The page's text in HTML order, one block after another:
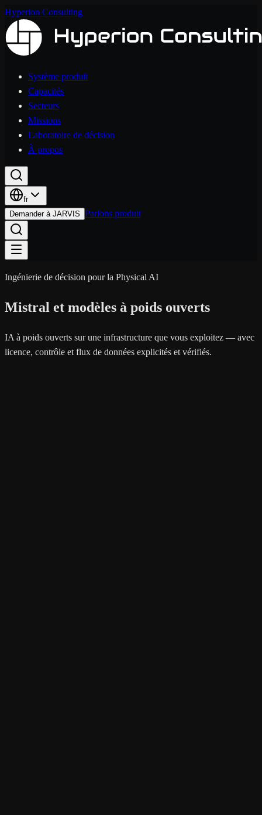
Hyperion Consulting
Système produit
Capacités
Secteurs
Missions
Laboratoire de décision
À propos
fr
Demander à JARVIS Parlons produit
Ingénierie de décision pour la Physical AI
Mistral et modèles à poids ouverts
IA à poids ouverts sur une infrastructure que vous exploitez — avec
licence, contrôle et flux de données explicités et vérifiés.